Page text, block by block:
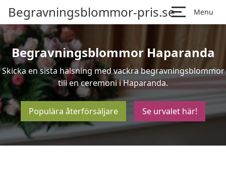
Begravningsblommor-pris.se Menu
Begravningsblommor Haparanda
Skicka en sista hälsning med vackra begravningsblommor
till en ceremoni i Haparanda.
Populära återförsäljare Se urvalet här!